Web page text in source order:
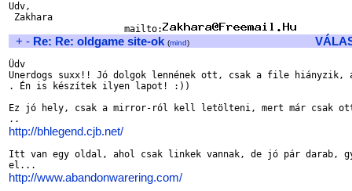
Udv,
Zakhara
                     mailto:
+ - Re: Re: oldgame site-ok (mind)
Üdv
Unerdogs suxx!! Jó dolgok lennének ott, csak a file
. Én is készítek ilyen lapot! :))
Ez jó hely, csak a mirror-ról kell letölteni, mert már csak ott
http://bhlegend.cjb.net/
Itt van egy oldal, ahol csak linkek vannak, de jó pár darab,
http://www.abandonwarering.com/